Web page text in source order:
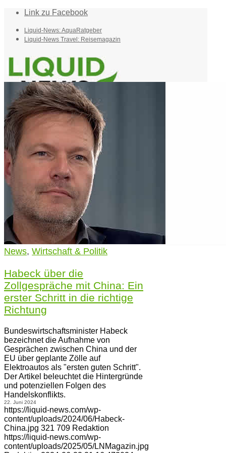
Link zu Facebook
Liquid-News: AquaRatgeber
Liquid-News Travel: Reisemagazin
Suche
Menü Menü
News, Wirtschaft & Politik
Habeck über die
Zollgespräche mit China: Ein
erster Schritt in die richtige
Richtung
Bundeswirtschaftsminister Habeck
bezeichnet die Aufnahme von
Gesprächen zwischen China und der
EU über geplante Zölle auf
Elektroautos als "ersten guten Schritt".
Der Artikel beleuchtet die Hintergründe
und potenziellen Folgen des
Handelskonflikts.
22. Juni 2024
https://liquid-news.com/wp-
content/uploads/2024/06/Habeck-
China.jpg 321 709 Redaktion
https://liquid-news.com/wp-
content/uploads/2025/05/LNMagazin.jpg